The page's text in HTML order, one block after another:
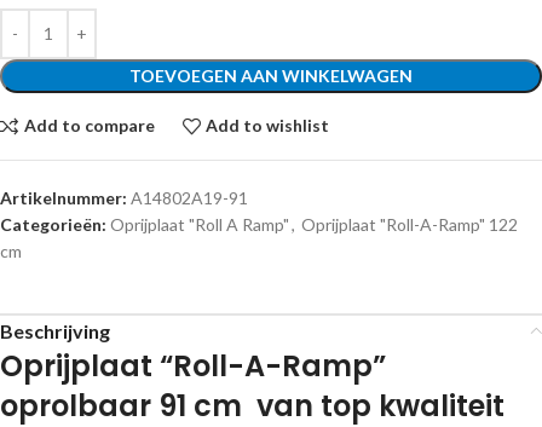
TOEVOEGEN AAN WINKELWAGEN
Add to compare Add to wishlist
Artikelnummer: A14802A19-91
Categorieën: Oprijplaat "Roll A Ramp", Oprijplaat "Roll-A-Ramp" 122
cm
Beschrijving
Oprijplaat “Roll-A-Ramp”
oprolbaar 91 cm van top kwaliteit